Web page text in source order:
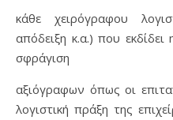
κάθε χειρόγραφου
απόδειξη κ.α.) που εκδίδει
σφράγιση
αξιόγραφων όπως οι
λογιστική πράξη της